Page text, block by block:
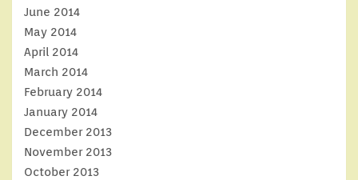
June 2014
May 2014
April 2014
March 2014
February 2014
January 2014
December 2013
November 2013
October 2013